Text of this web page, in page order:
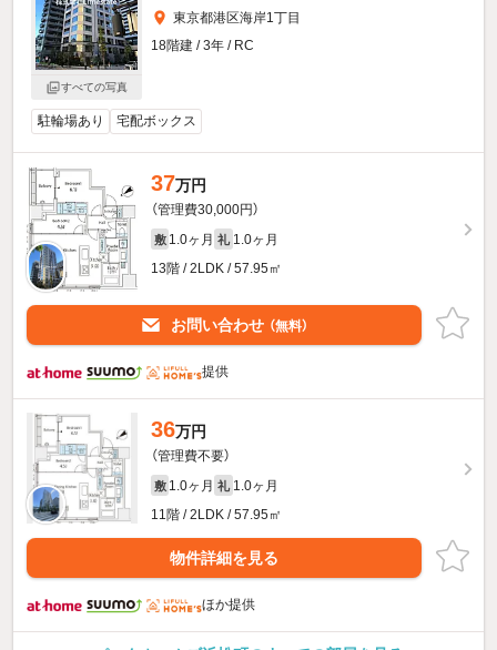
すべての写真
東京都港区海岸1丁目
18階建 / 3年 / RC
駐輪場あり 宅配ボックス
37万円
（管理費30,000円）
敷 1.0ヶ月 礼 1.0ヶ月
13階 / 2LDK / 57.95㎡
お問い合わせ （無料）
提供
36万円
（管理費不要）
敷 1.0ヶ月 礼 1.0ヶ月
11階 / 2LDK / 57.95㎡
物件詳細を見る
ほか提供